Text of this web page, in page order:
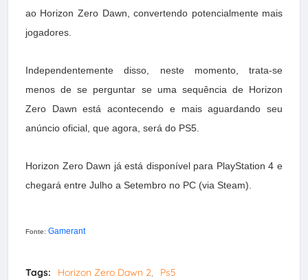
ao Horizon Zero Dawn, convertendo potencialmente mais
jogadores.
Independentemente disso, neste momento, trata-se
menos de se perguntar se uma sequência de Horizon
Zero Dawn está acontecendo e mais aguardando seu
anúncio oficial, que agora, será do PS5.
Horizon Zero Dawn já está disponível para PlayStation 4 e
chegará entre Julho a Setembro no PC (via Steam).
Fonte: Gamerant
Tags: Horizon Zero Dawn 2
Ps5